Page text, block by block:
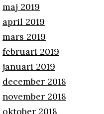
maj 2019
april 2019
mars 2019
februari 2019
januari 2019
december 2018
november 2018
oktober 2018